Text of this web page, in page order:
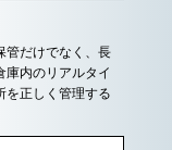
管だけでなく、長
庫内のリアルタイ
を正しく管理する